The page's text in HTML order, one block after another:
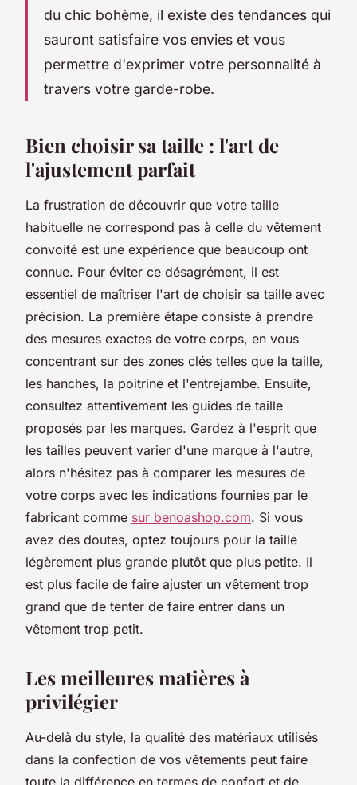
du chic bohème, il existe des tendances qui
sauront satisfaire vos envies et vous
permettre d'exprimer votre personnalité à
travers votre garde-robe.
Bien choisir sa taille : l'art de
l'ajustement parfait
La frustration de découvrir que votre taille
habituelle ne correspond pas à celle du vêtement
convoité est une expérience que beaucoup ont
connue. Pour éviter ce désagrément, il est
essentiel de maîtriser l'art de choisir sa taille avec
précision. La première étape consiste à prendre
des mesures exactes de votre corps, en vous
concentrant sur des zones clés telles que la taille,
les hanches, la poitrine et l'entrejambe. Ensuite,
consultez attentivement les guides de taille
proposés par les marques. Gardez à l'esprit que
les tailles peuvent varier d'une marque à l'autre,
alors n'hésitez pas à comparer les mesures de
votre corps avec les indications fournies par le
fabricant comme sur benoashop.com. Si vous
avez des doutes, optez toujours pour la taille
légèrement plus grande plutôt que plus petite. Il
est plus facile de faire ajuster un vêtement trop
grand que de tenter de faire entrer dans un
vêtement trop petit.
Les meilleures matières à
privilégier
Au-delà du style, la qualité des matériaux utilisés
dans la confection de vos vêtements peut faire
toute la différence en termes de confort et de